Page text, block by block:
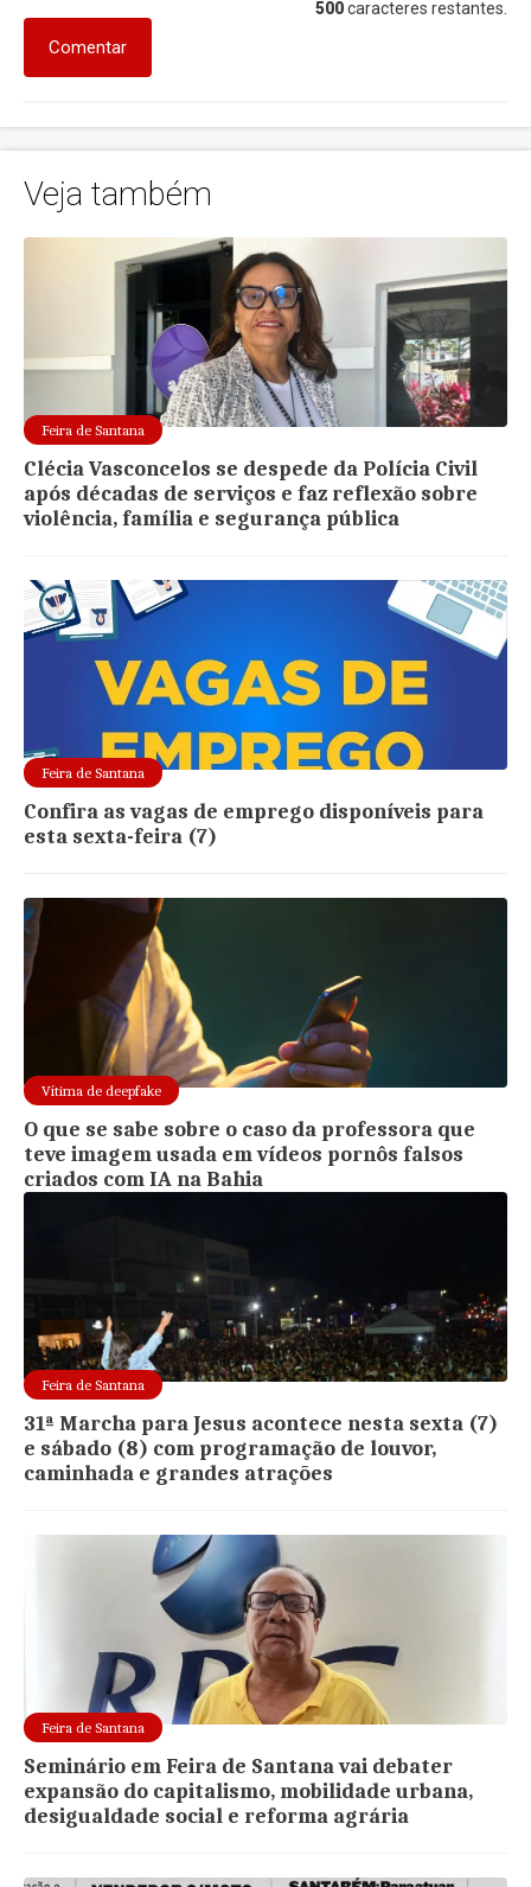
500caracteres restantes.
Comentar
Veja também
Feira de Santana
Clécia Vasconcelos se despede da Polícia Civil
após décadas de serviços e faz reflexão sobre
violência, família e segurança pública
Feira de Santana
Confira as vagas de emprego disponíveis para
esta sexta-feira (7)
Vítima de deepfake
O que se sabe sobre o caso da professora que
teve imagem usada em vídeos pornôs falsos
criados com IA na Bahia
Feira de Santana
31ª Marcha para Jesus acontece nesta sexta (7)
e sábado (8) com programação de louvor,
caminhada e grandes atrações
Feira de Santana
Seminário em Feira de Santana vai debater
expansão do capitalismo, mobilidade urbana,
desigualdade social e reforma agrária